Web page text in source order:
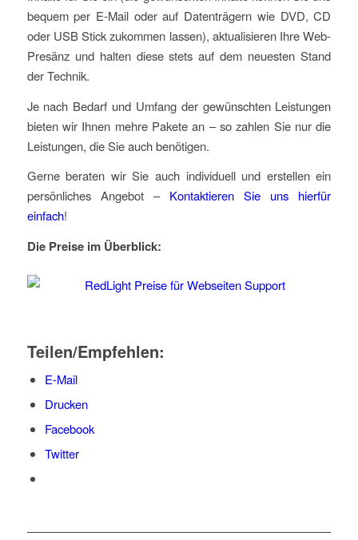
bequem per E-Mail oder auf Datenträgern wie DVD, CD
oder USB Stick zukommen lassen), aktualisieren Ihre Web-
Presänz und halten diese stets auf dem neuesten Stand
der Technik.
Je nach Bedarf und Umfang der gewünschten Leistungen
bieten wir Ihnen mehre Pakete an – so zahlen Sie nur die
Leistungen, die Sie auch benötigen.
Gerne beraten wir Sie auch individuell und erstellen ein
persönliches Angebot – Kontaktieren Sie uns hierfür
einfach!
Die Preise im Überblick:
Teilen/Empfehlen:
E-Mail
Drucken
Facebook
Twitter